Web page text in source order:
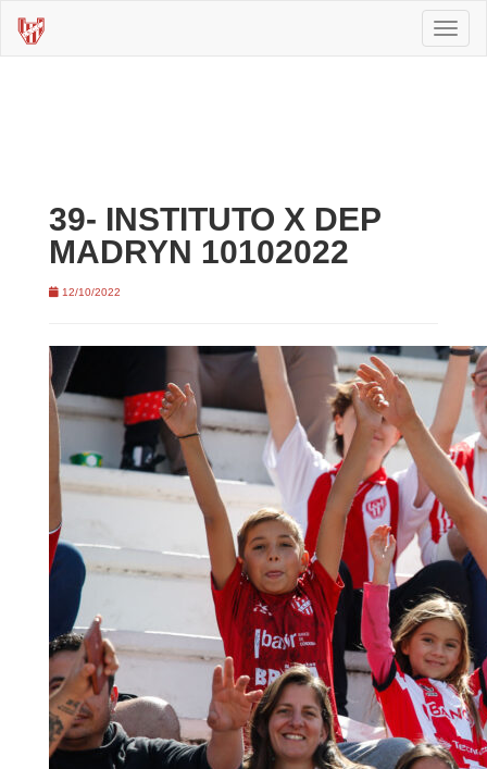
39- INSTITUTO X DEP
MADRYN 10102022
12/10/2022